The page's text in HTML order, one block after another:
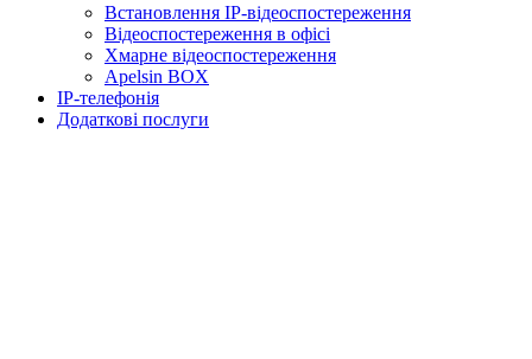
Встановлення IP-відеоспостереження
Відеоспостереження в офісі
Хмарне відеоспостереження
Apelsin BOX
IP-телефонія
Додаткові послуги